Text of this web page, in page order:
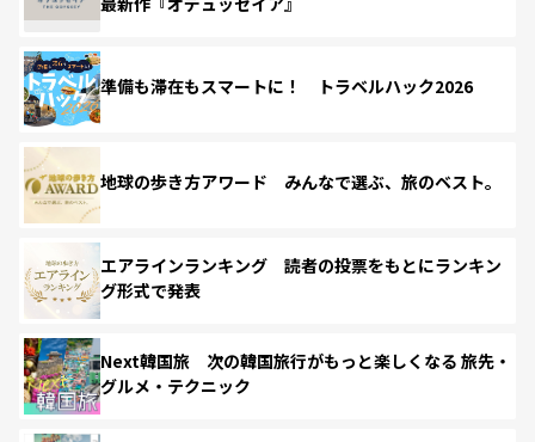
準備も滞在もスマートに！ トラベルハック2026
地球の歩き方アワード みんなで選ぶ、旅のベスト。
エアラインランキング 読者の投票をもとにランキン
グ形式で発表
Next韓国旅 次の韓国旅行がもっと楽しくなる 旅先・
グルメ・テクニック